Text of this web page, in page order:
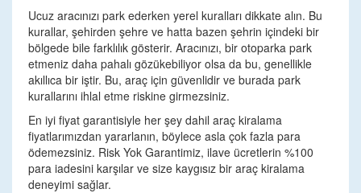
Ucuz aracınızı park ederken yerel kuralları dikkate alın. Bu
kurallar, şehirden şehre ve hatta bazen şehrin içindeki bir
bölgede bile farklılık gösterir. Aracınızı, bir otoparka park
etmeniz daha pahalı gözükebiliyor olsa da bu, genellikle
akıllıca bir iştir. Bu, araç için güvenlidir ve burada park
kurallarını ihlal etme riskine girmezsiniz.
En iyi fiyat garantisiyle her şey dahil araç kiralama
fiyatlarımızdan yararlanın, böylece asla çok fazla para
ödemezsiniz. Risk Yok Garantimiz, ilave ücretlerin %100
para iadesini karşılar ve size kaygısız bir araç kiralama
deneyimi sağlar.